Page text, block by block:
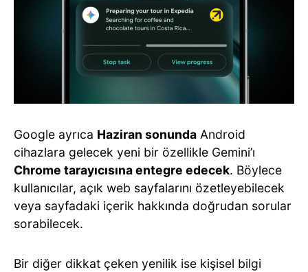
Google ayrıca Haziran sonunda Android
cihazlara gelecek yeni bir özellikle Gemini’ı
Chrome tarayıcısına entegre edecek. Böylece
kullanıcılar, açık web sayfalarını özetleyebilecek
veya sayfadaki içerik hakkında doğrudan sorular
sorabilecek.
Bir diğer dikkat çeken yenilik ise kişisel bilgi